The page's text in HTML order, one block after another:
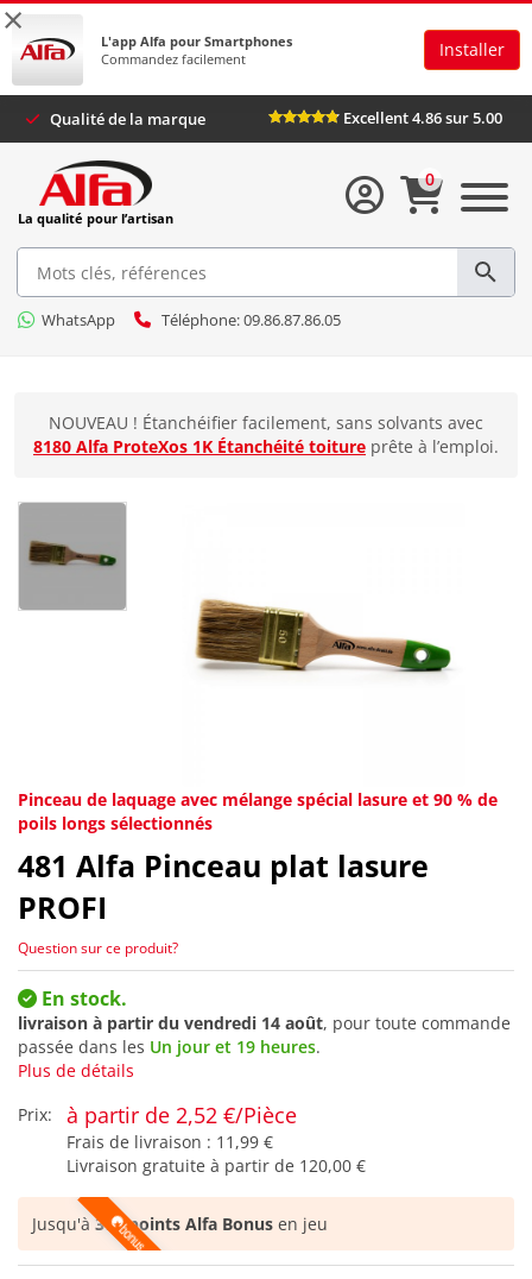
×
L'app Alfa pour Smartphones
Commandez facilement
Installer
Qualité de la marque Excellent 4.86 sur
La qualité pour l’artisan
WhatsApp Téléphone: 09.86.87.86.05
0
NOUVEAU ! Étanchéifier facilement, sans solvants avec
8180 Alfa ProteXos 1K Étanchéité toiture prête à l’emploi.
Pinceau de laquage avec mélange spécial lasure et 90 % de
poils longs sélectionnés
481 Alfa Pinceau plat lasure
PROFI
Question sur ce produit?
En stock.
livraison à partir du vendredi 14 août, pour toute commande
passée dans les Un jour et 19 heures.
Plus de détails
Prix:
à partir de 2,52 €/Pièce
Frais de livraison : 11,99 €
Livraison gratuite à partir de 120,00 €
Jusqu'à379 points Alfa Bonus en jeu